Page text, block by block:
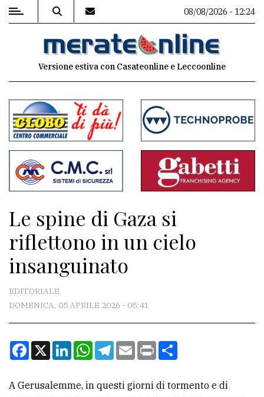
MENU
commenti
Contenuti
del
sito
Associazioni
Meteo
CONTATTI
Scrivici
08/08/2026 - 12:24
Versione estiva con Casateonline e Leccoonline
Le spine di Gaza si
riflettono in un cielo
insanguinato
EDITORIALE
DOMENICA, 05 APRILE 2026 - 08:41
Facebook
X LinkedInWhatsApp
Telegram
EmailPrint
A Gerusalemme, in questi giorni di tormento e di